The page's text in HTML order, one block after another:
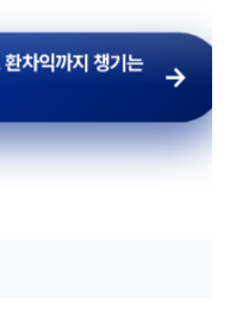
차익까지 챙기는